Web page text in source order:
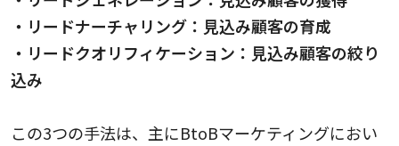
・リードナーチャリング：見込み顧客の育成
・リードクオリフィケーション：見込み顧客の絞り
込み
この3つの手法は、主にBtoBマーケティングにおい